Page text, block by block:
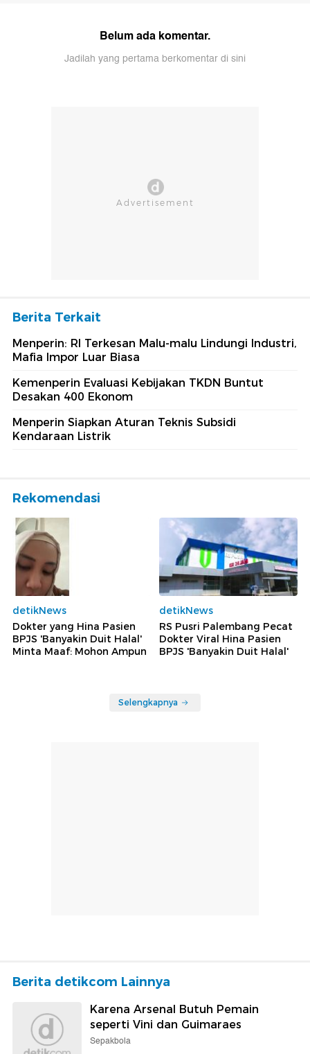
Belum ada komentar.
Jadilah yang pertama berkomentar di sini
Berita Terkait
Menperin: RI Terkesan Malu-malu Lindungi Industri,
Mafia Impor Luar Biasa
Kemenperin Evaluasi Kebijakan TKDN Buntut
Desakan 400 Ekonom
Menperin Siapkan Aturan Teknis Subsidi
Kendaraan Listrik
Rekomendasi
detikNews
Dokter yang Hina Pasien
BPJS 'Banyakin Duit Halal'
Minta Maaf: Mohon Ampun
detikNews
RS Pusri Palembang Pecat
Dokter Viral Hina Pasien
BPJS 'Banyakin Duit Halal'
Selengkapnya
Berita detikcom Lainnya
Karena Arsenal Butuh Pemain
seperti Vini dan Guimaraes
Sepakbola